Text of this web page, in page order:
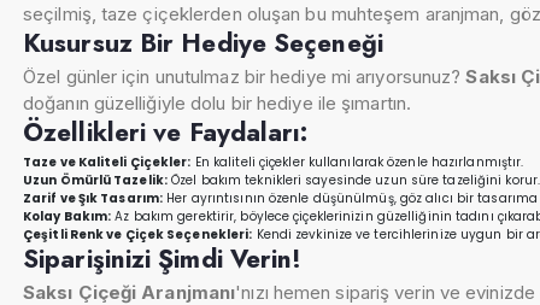
seçilmiş, taze çiçeklerden oluşan bu muhteşem aranjman,
Kusursuz Bir Hediye Seçeneği
Özel günler için unutulmaz bir hediye mi arıyorsunuz?Saksı
doğanın güzelliğiyle dolu bir hediye ile şımartın.
Özellikleri ve Faydaları:
Taze ve Kaliteli Çiçekler: En kaliteli çiçekler kullanılarak özenle hazırlanmıştır.
Uzun Ömürlü Tazelik: Özel bakım teknikleri sayesinde uzun süre tazeliğini korur.
Zarif ve Şık Tasarım: Her ayrıntısının özenle düşünülmüş, göz alıcı bir
Kolay Bakım: Az bakım gerektirir, böylece çiçeklerinizin güzelliğinin tadını
Çeşitli Renk ve Çiçek Seçenekleri: Kendi zevkinize ve tercihlerinize uygun bir
Siparişinizi Şimdi Verin!
Saksı Çiçeği Aranjmanı'nızı hemen sipariş verin ve evinizde